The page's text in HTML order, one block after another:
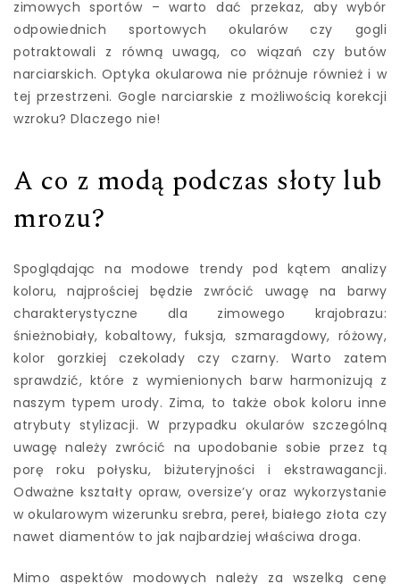
zimowych sportów – warto dać przekaz, aby wybór
odpowiednich sportowych okularów czy gogli
potraktowali z równą uwagą, co wiązań czy butów
narciarskich. Optyka okularowa nie próżnuje również i w
tej przestrzeni. Gogle narciarskie z możliwością korekcji
wzroku? Dlaczego nie!
A co z modą podczas słoty lub
mrozu?
Spoglądając na modowe trendy pod kątem analizy
koloru, najprościej będzie zwrócić uwagę na barwy
charakterystyczne dla zimowego krajobrazu:
śnieżnobiały, kobaltowy, fuksja, szmaragdowy, różowy,
kolor gorzkiej czekolady czy czarny. Warto zatem
sprawdzić, które z wymienionych barw harmonizują z
naszym typem urody. Zima, to także obok koloru inne
atrybuty stylizacji. W przypadku okularów szczególną
uwagę należy zwrócić na upodobanie sobie przez tą
porę roku połysku, biżuteryjności i ekstrawagancji.
Odważne kształty opraw, oversize’y oraz wykorzystanie
w okularowym wizerunku srebra, pereł, białego złota czy
nawet diamentów to jak najbardziej właściwa droga.
Mimo aspektów modowych należy za wszelką cenę